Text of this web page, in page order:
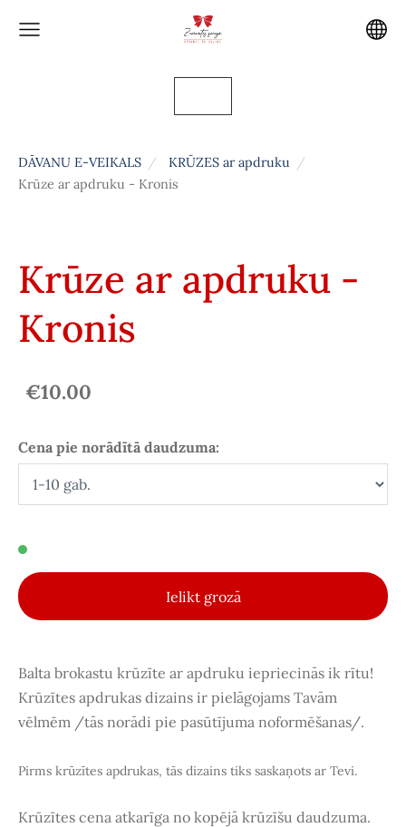
DĀVANU E-VEIKALS
KRŪZES ar apdruku
Krūze ar apdruku - Kronis
Krūze ar apdruku -
Kronis
€10.00
Cena pie norādītā daudzuma:
Ielikt grozā
Balta brokastu krūzīte ar apdruku iepriecinās ik rītu!
Krūzītes apdrukas dizains ir pielāgojams Tavām
vēlmēm /tās norādi pie pasūtījuma noformēšanas/.
Pirms krūzītes apdrukas, tās dizains tiks saskaņots ar Tevi.
Krūzītes cena atkarīga no kopējā krūzīšu daudzuma.